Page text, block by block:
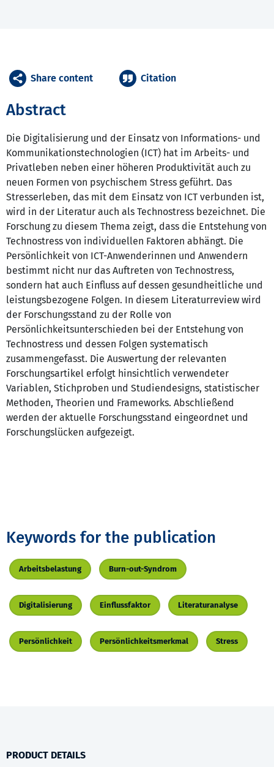
Abstract
Die Digitalisierung und der Einsatz von Informations- und
Kommunikationstechnologien (ICT) hat im Arbeits- und
Privatleben neben einer höheren Produktivität auch zu
neuen Formen von psychischem Stress geführt. Das
Stresserleben, das mit dem Einsatz von ICT verbunden ist,
wird in der Literatur auch als Technostress bezeichnet. Die
Forschung zu diesem Thema zeigt, dass die Entstehung von
Technostress von individuellen Faktoren abhängt. Die
Persönlichkeit von ICT-Anwenderinnen und Anwendern
bestimmt nicht nur das Auftreten von Technostress,
sondern hat auch Einfluss auf dessen gesundheitliche und
leistungsbezogene Folgen. In diesem Literaturreview wird
der Forschungsstand zu der Rolle von
Persönlichkeitsunterschieden bei der Entstehung von
Technostress und dessen Folgen systematisch
zusammengefasst. Die Auswertung der relevanten
Forschungsartikel erfolgt hinsichtlich verwendeter
Variablen, Stichproben und Studiendesigns, statistischer
Methoden, Theorien und Frameworks. Abschließend
werden der aktuelle Forschungsstand eingeordnet und
Forschungslücken aufgezeigt.
Share content Citation
Keywords for the publication
Arbeitsbelastung Burn-out-Syndrom
Digitalisierung Einflussfaktor Literaturanalyse
Persönlichkeit Persönlichkeitsmerkmal Stress
PRODUCT DETAILS